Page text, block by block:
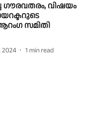
ഗൗരവതരം, വിഷയം
സമിതി
2024 1 min read